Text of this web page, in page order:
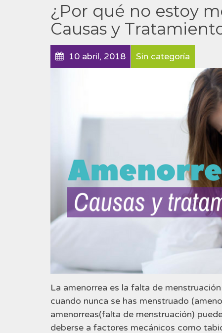
¿Por qué no estoy
Causas y
10 abril, 2018 Sin categoría
La amenorrea es la falta de
cuando nunca se has menstruado
amenorreas(falta de menstruación)
deberse a factores mecánicos como